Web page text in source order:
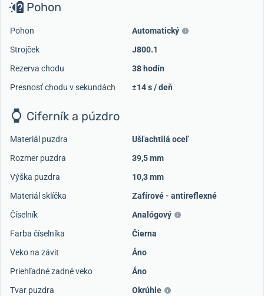
Pohon
Pohon
Automatický
Strojček
J800.1
Rezerva chodu
38 hodín
Presnosť chodu v sekundách
±14 s / deň
Ciferník a púzdro
Materiál puzdra
Ušľachtilá oceľ
Rozmer puzdra
39,5 mm
Výška puzdra
10,3 mm
Materiál sklíčka
Zafírové - antireflexné
Číselník
Analógový
Farba číselníka
Čierna
Veko na závit
Áno
Priehľadné zadné veko
Áno
Tvar puzdra
Okrúhle